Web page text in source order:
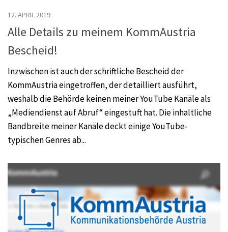
12. APRIL 2019
Alle Details zu meinem KommAustria
Bescheid!
Inzwischen ist auch der schriftliche Bescheid der
KommAustria eingetroffen, der detailliert ausführt,
weshalb die Behörde keinen meiner YouTube Kanäle als
„Mediendienst auf Abruf“ eingestuft hat. Die inhaltliche
Bandbreite meiner Kanäle deckt einige YouTube-
typischen Genres ab...